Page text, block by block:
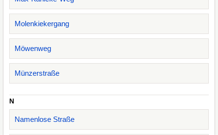
Molenkiekergang
Möwenweg
Münzerstraße
N
Namenlose Straße